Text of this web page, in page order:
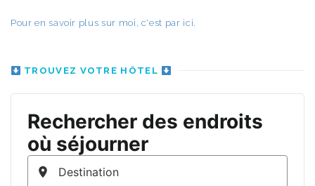
Pour en savoir plus sur moi, c'est par ici.
TROUVEZ VOTRE HÔTEL